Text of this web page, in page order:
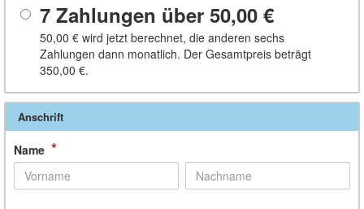
7 Zahlungen über 50,00 €
50,00 € wird jetzt berechnet, die anderen sechs
Zahlungen dann monatlich. Der Gesamtpreis beträgt
350,00 €.
Anschrift
Name *